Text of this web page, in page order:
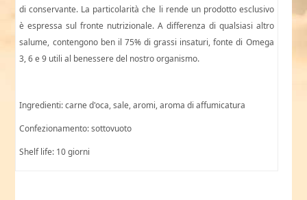
di conservante. La particolarità che li rende un prodotto esclusivo
è espressa sul fronte nutrizionale. A differenza di qualsiasi altro
salume, contengono ben il 75% di grassi insaturi, fonte di Omega
3, 6 e 9 utili al benessere del nostro organismo.
Ingredienti: carne d'oca, sale, aromi, aroma di affumicatura
Confezionamento: sottovuoto
Shelf life: 10 giorni